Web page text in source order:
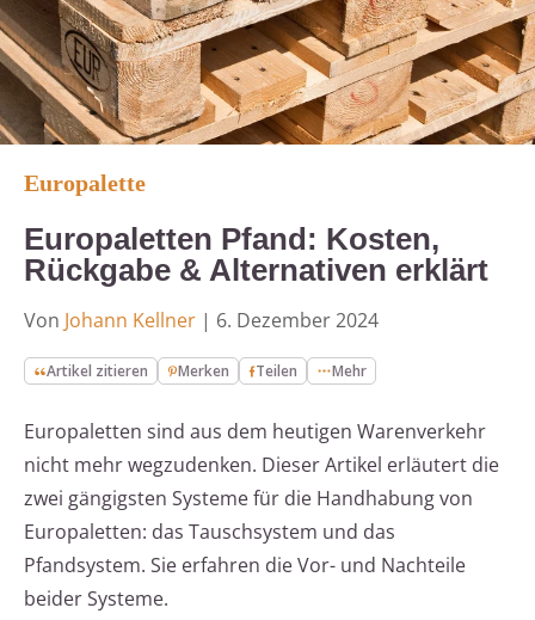
Europalette
Europaletten Pfand: Kosten,
Rückgabe & Alternativen erklärt
Von Johann Kellner | 6. Dezember 2024
Artikel zitieren Merken Teilen Mehr
Europaletten sind aus dem heutigen Warenverkehr
nicht mehr wegzudenken. Dieser Artikel erläutert die
zwei gängigsten Systeme für die Handhabung von
Europaletten: das Tauschsystem und das
Pfandsystem. Sie erfahren die Vor- und Nachteile
beider Systeme.